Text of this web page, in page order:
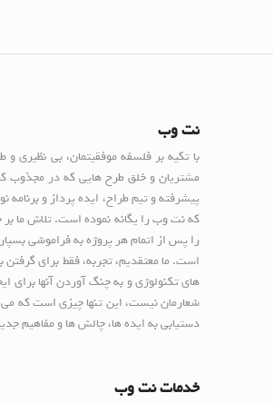
نت وب
با تکیه بر فلسفه موفقیتمان، بی
مشتریان و خلق طرح هایی که در مجذوب
پیشرفته و تیم طراح، ایده پرداز و
که نت وب را یگانه نموده است. تلاش ما
را پس از اتمام هر پروژه به فراموشی
است. ما معتقدیم، تجربه، فقط برای
های تکنولوژی و به چنگ آوردن آنها برای
شعارمان نیست، این تنها چیزی است که می
دستیابی به ایده ها، چالش ها و مفاهیم
خدمات نت وب